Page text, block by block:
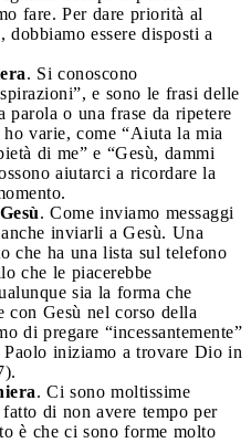
fare. Per dare priorità al
dobbiamo essere disposti a
. Si conoscono
e sono le frasi delle
parola o una frase da ripetere
varie, come “Aiuta la mia
di me” e “Gesù, dammi
aiutarci a ricordare la
. Come inviamo messaggi
inviarli a Gesù. Una
che ha una lista sul telefono
che le piacerebbe
sia la forma che
con Gesù nel corso della
di pregare “incessantemente”
Paolo iniziamo a trovare Dio in
. Ci sono moltissime
di non avere tempo per
è che ci sono forme molto